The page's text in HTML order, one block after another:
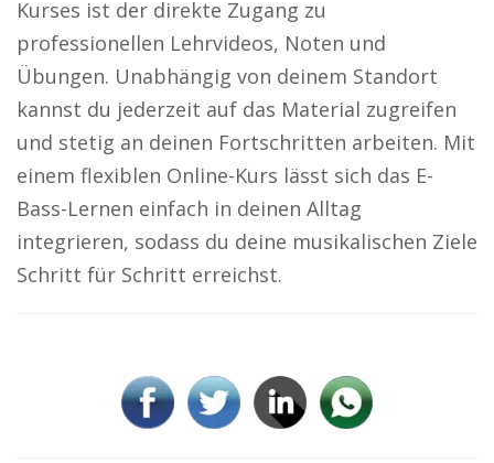
Kurses ist der direkte Zugang zu
professionellen Lehrvideos, Noten und
Übungen. Unabhängig von deinem Standort
kannst du jederzeit auf das Material zugreifen
und stetig an deinen Fortschritten arbeiten. Mit
einem flexiblen Online-Kurs lässt sich das E-
Bass-Lernen einfach in deinen Alltag
integrieren, sodass du deine musikalischen Ziele
Schritt für Schritt erreichst.